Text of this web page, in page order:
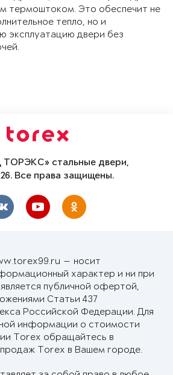
термоштоком. Это обеспечит не
тепло, но и
эксплуатацию двери без
стальные двери,
Все права защищены.
— носит
характер и ни при
публичной офертой,
Статьи 437
Российской Федерации. Для
информации о стоимости
Torex обращайтесь в
Torex в Вашем городе.